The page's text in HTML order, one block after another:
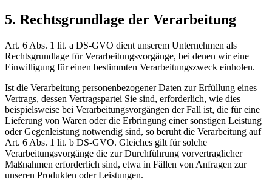
5. Rechtsgrundlage der Verarbeitung
Art. 6 Abs. 1 lit. a DS-GVO dient unserem Unternehmen als
Rechtsgrundlage für Verarbeitungsvorgänge, bei denen wir eine
Einwilligung für einen bestimmten Verarbeitungszweck einholen.
Ist die Verarbeitung personenbezogener Daten zur Erfüllung eines
Vertrags, dessen Vertragspartei Sie sind, erforderlich, wie dies
beispielsweise bei Verarbeitungsvorgängen der Fall ist, die für eine
Lieferung von Waren oder die Erbringung einer sonstigen Leistung
oder Gegenleistung notwendig sind, so beruht die Verarbeitung auf
Art. 6 Abs. 1 lit. b DS-GVO. Gleiches gilt für solche
Verarbeitungsvorgänge die zur Durchführung vorvertraglicher
Maßnahmen erforderlich sind, etwa in Fällen von Anfragen zur
unseren Produkten oder Leistungen.